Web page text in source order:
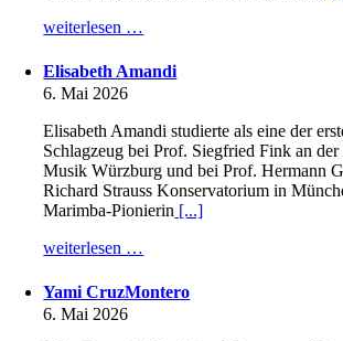
weiterlesen …
Elisabeth Amandi
6. Mai 2026
Elisabeth Amandi studierte als eine der
Schlagzeug bei Prof. Siegfried Fink an
Musik Würzburg und bei Prof. Hermann
Richard Strauss Konservatorium in
Marimba-Pionierin [...]
weiterlesen …
Yami CruzMontero
6. Mai 2026